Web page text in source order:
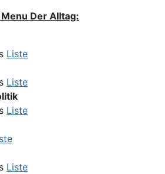
Der Alltag:
Liste
Liste
Liste
Liste